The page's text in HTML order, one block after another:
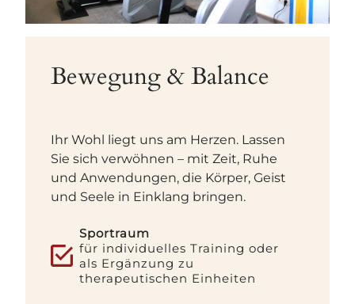
Bewegung & Balance
Ihr Wohl liegt uns am Herzen. Lassen
Sie sich verwöhnen – mit Zeit, Ruhe
und Anwendungen, die Körper, Geist
und Seele in Einklang bringen.
Sportraum
für individuelles Training oder
als Ergänzung zu
therapeutischen Einheiten